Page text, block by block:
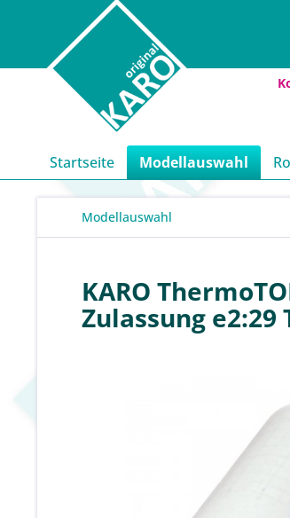
Startseite Modellauswahl
Modellauswahl
KARO
Zulassung